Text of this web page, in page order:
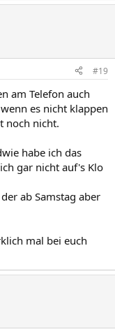
#19
am Telefon auch
es nicht klappen
noch nicht.
habe ich das
gar nicht auf's Klo
ab Samstag aber
mal bei euch